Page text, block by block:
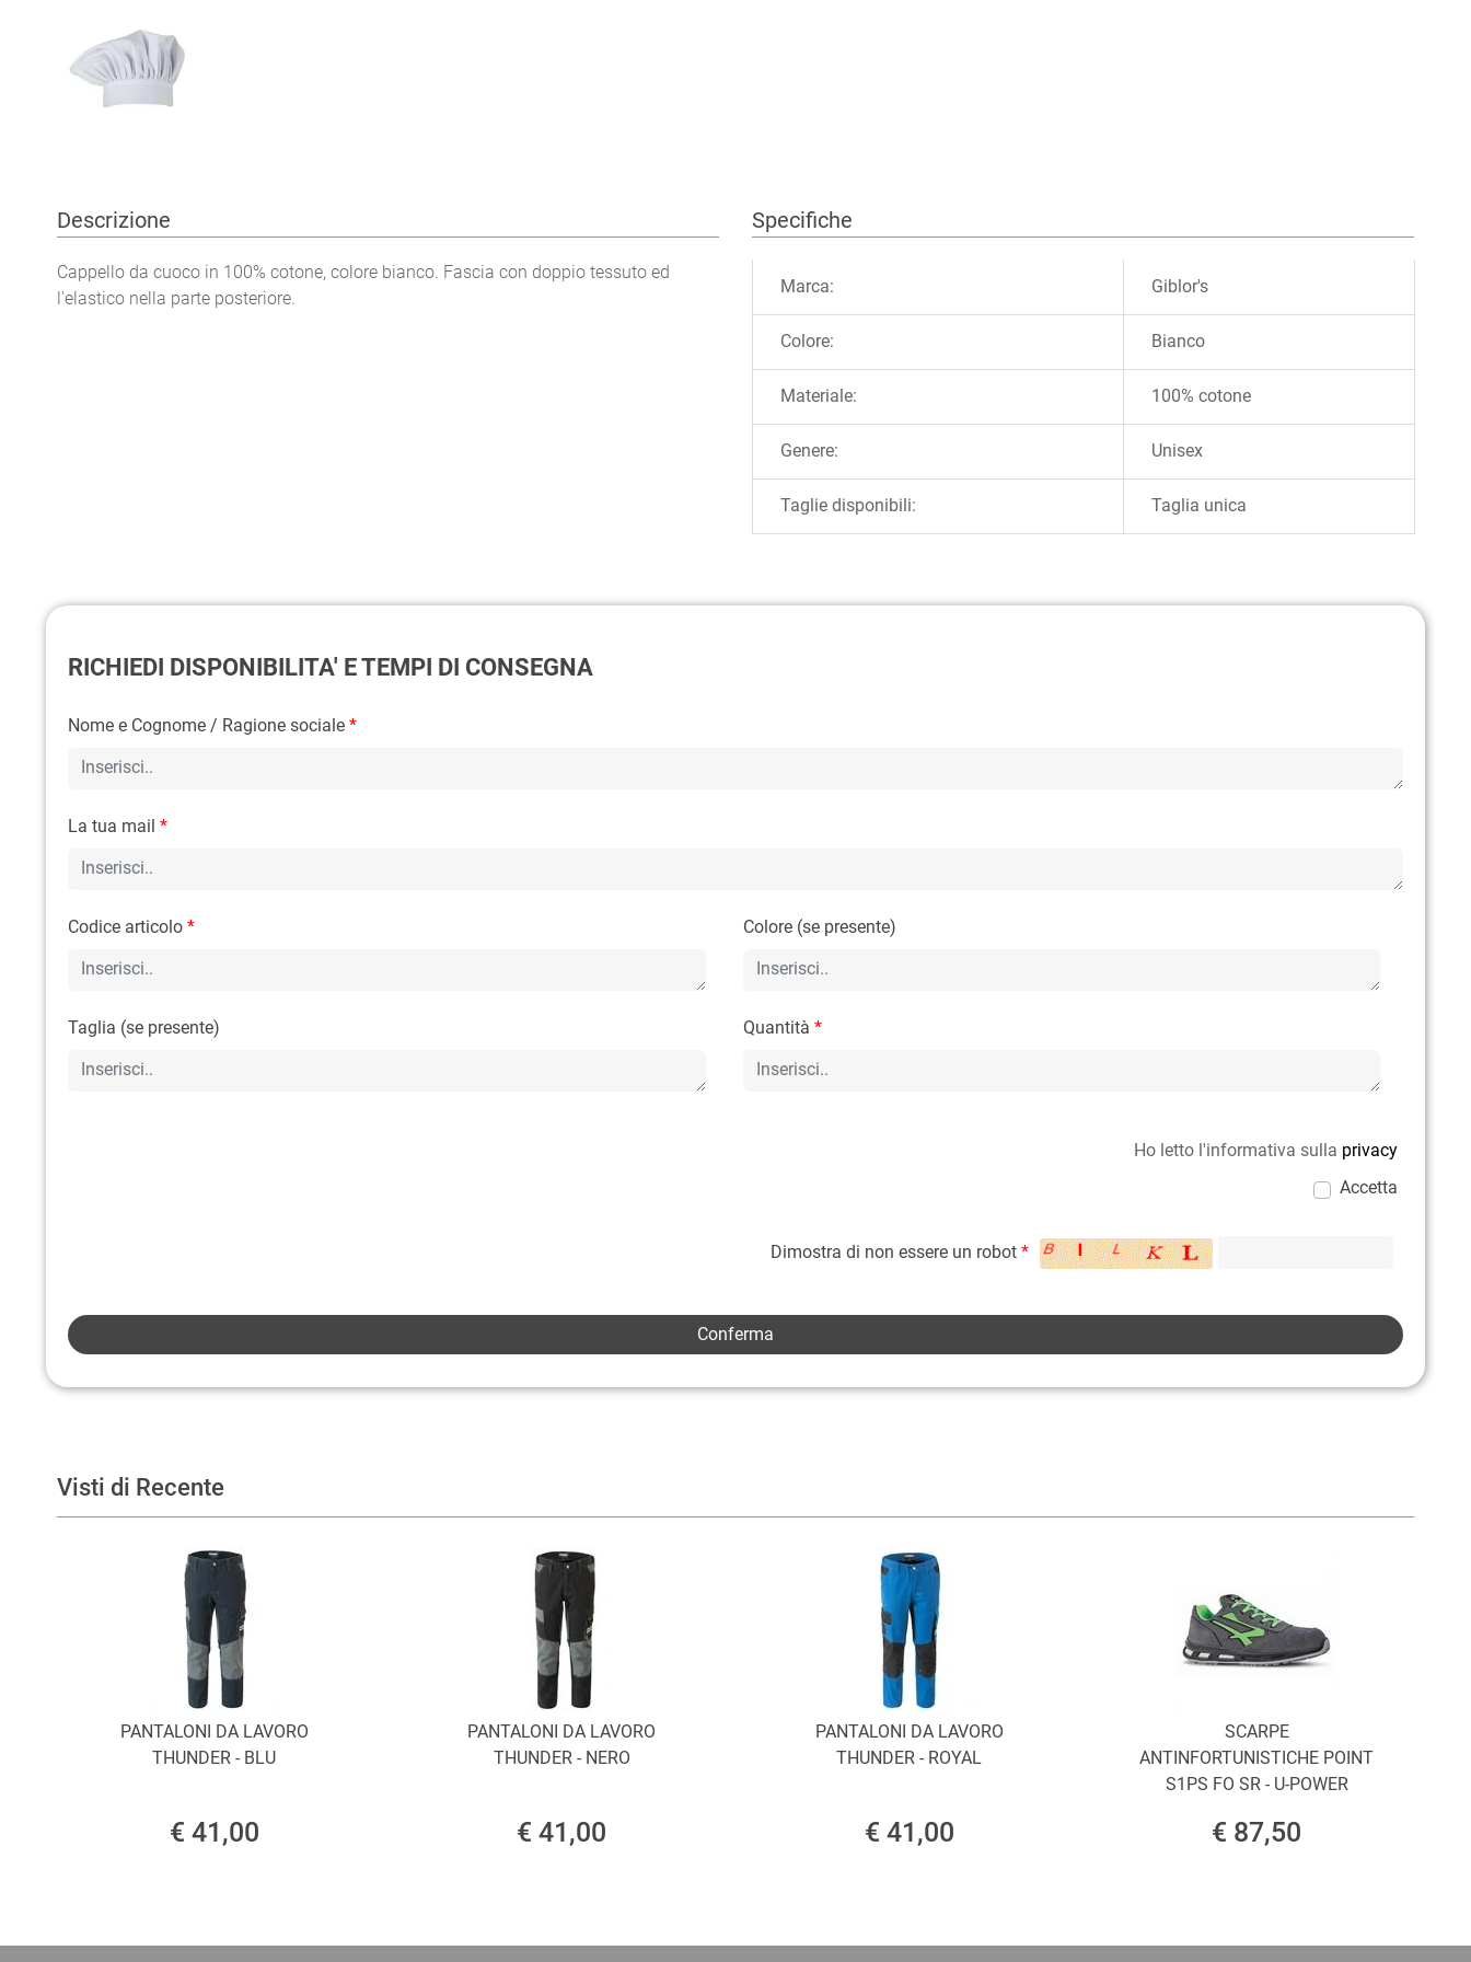
Descrizione
Cappello da cuoco in 100% cotone, colore bianco. Fascia con doppio tessuto ed
l'elastico nella parte posteriore.
Specifiche
Marca: Giblor's
Colore: Bianco
Materiale: 100% cotone
Genere: Unisex
Taglie disponibili: Taglia unica
RICHIEDI DISPONIBILITA' E TEMPI DI CONSEGNA
Nome e Cognome / Ragione sociale *
La tua mail *
Codice articolo * Colore (se presente)
Taglia (se presente) Quantità *
Ho letto l'informativa sulla privacy
Accetta
Dimostra di non essere un robot *
Visti di Recente
PANTALONI DA LAVORO
THUNDER - BLU
€ 41,00
PANTALONI DA LAVORO
THUNDER - NERO
€ 41,00
PANTALONI DA LAVORO
THUNDER - ROYAL
€ 41,00
SCARPE
ANTINFORTUNISTICHE POINT
S1PS FO SR - U-POWER
€ 87,50